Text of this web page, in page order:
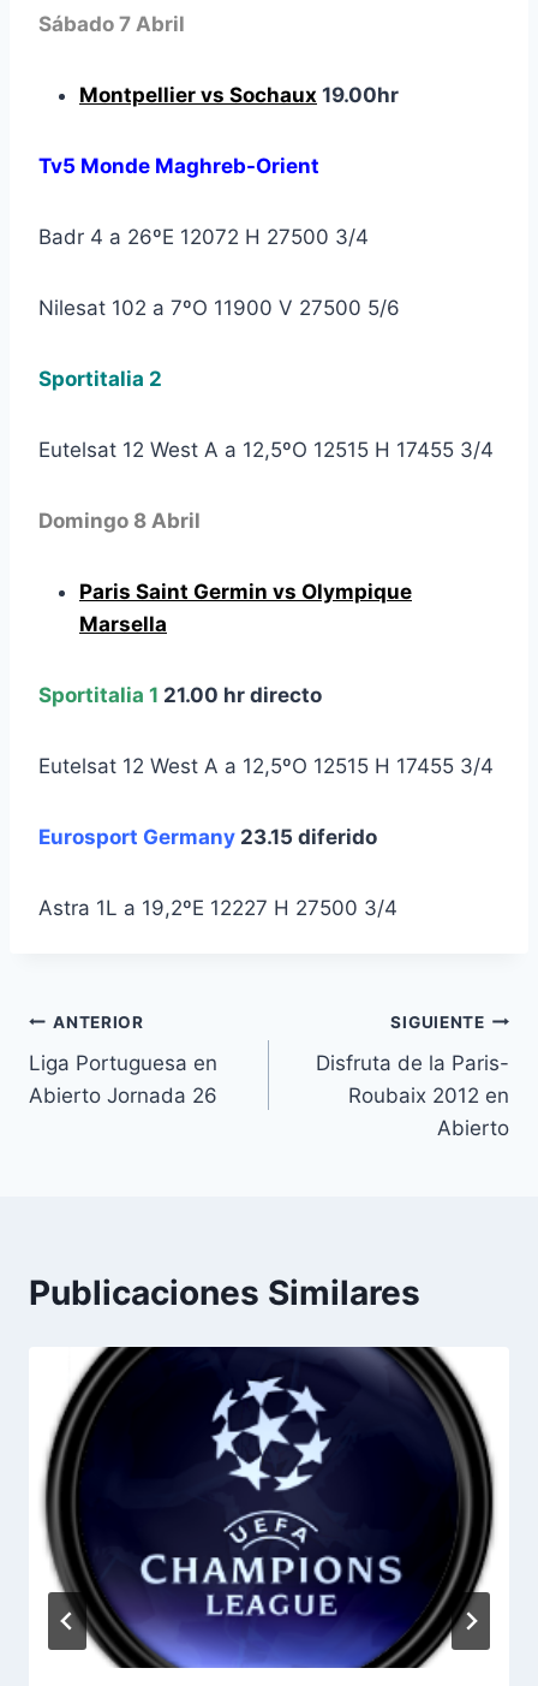
Sábado 7 Abril
Montpellier vs Sochaux 19.00hr
Tv5 Monde Maghreb-Orient
Badr 4 a 26ºE 12072 H 27500 3/4
Nilesat 102 a 7ºO 11900 V 27500 5/6
Sportitalia 2
Eutelsat 12 West A a 12,5ºO 12515 H 17455 3/4
Domingo 8 Abril
Paris Saint Germin vs Olympique
Marsella
Sportitalia 1 21.00 hr directo
Eutelsat 12 West A a 12,5ºO 12515 H 17455 3/4
Eurosport Germany 23.15 diferido
Astra 1L a 19,2ºE 12227 H 27500 3/4
Navegación
de
ANTERIOR
Liga Portuguesa en
Abierto Jornada 26
SIGUIENTE
Disfruta de la Paris-
Roubaix 2012 en
Abierto
Publicaciones Similares